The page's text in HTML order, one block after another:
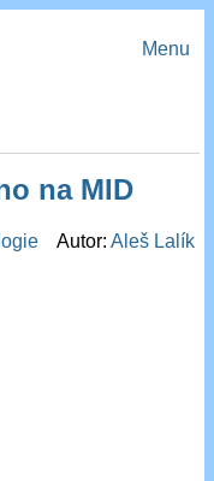
Menu
na MID
Autor:Aleš Lalík